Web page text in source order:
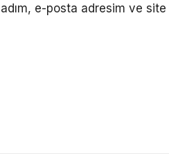
e-posta adresim ve